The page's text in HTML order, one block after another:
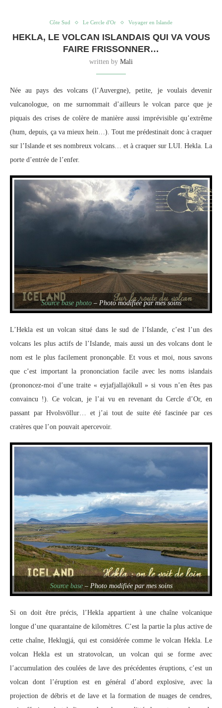
Côte Sud Le Cercle d'Or Voyager en Islande
HEKLA, LE VOLCAN ISLANDAIS QUI VA VOUS
FAIRE FRISSONNER…
written by Mali
Née au pays des volcans (l’Auvergne), petite, je voulais devenir
vulcanologue, on me surnommait d’ailleurs le volcan parce que je
piquais des crises de colère de manière aussi imprévisible qu’extrême
(hum, depuis, ça va mieux hein…). Tout me prédestinait donc à craquer
sur l’Islande et ses nombreux volcans… et à craquer sur LUI. Hekla. La
porte d’entrée de l’enfer.
Source base photo– Photo modifiée par mes soins
L’Hekla est un volcan situé dans le sud de l’Islande, c’est l’un des
volcans les plus actifs de l’Islande, mais aussi un des volcans dont le
nom est le plus facilement prononçable. Et vous et moi, nous savons
que c’est important la prononciation facile avec les noms islandais
(prononcez-moi d’une traite « eyjafjallajökull » si vous n’en êtes pas
convaincu !). Ce volcan, je l’ai vu en revenant du Cercle d’Or, en
passant par Hvolsvöllur… et j’ai tout de suite été fascinée par ces
cratères que l’on pouvait apercevoir.
Source base– Photo modifiée par mes soins
Si on doit être précis, l’Hekla appartient à une chaîne volcanique
longue d’une quarantaine de kilomètres. C’est la partie la plus active de
cette chaîne, Heklugjá, qui est considérée comme le volcan Hekla. Le
volcan Hekla est un stratovolcan, un volcan qui se forme avec
l’accumulation des coulées de lave des précédentes éruptions, c’est un
volcan dont l’éruption est en général d’abord explosive, avec la
projection de débris et de lave et la formation de nuages de cendres,